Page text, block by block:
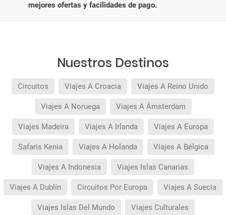
mejores ofertas y facilidades de pago.
Nuestros Destinos
Circuitos Viajes A Croacia Viajes A Reino Unido
Viajes A Noruega Viajes A Ámsterdam
Viajes Madeira Viajes A Irlanda Viajes A Europa
Safaris Kenia Viajes A Holanda Viajes A Bélgica
Viajes A Indonesia Viajes Islas Canarias
Viajes A Dublín Circuitos Por Europa Viajes A Suecia
Viajes Islas Del Mundo Viajes Culturales